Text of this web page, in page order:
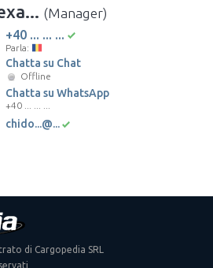
(Manager)
+40 ... ... ...
Parla:
Chatta su Chat
Offline
Chatta su WhatsApp
+40 ... ... ...
chido...@...
di Cargopedia SRL